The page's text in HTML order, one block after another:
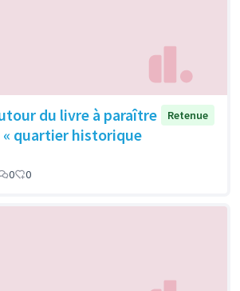
du livre à paraître
« quartier historique
Retenue
0 0